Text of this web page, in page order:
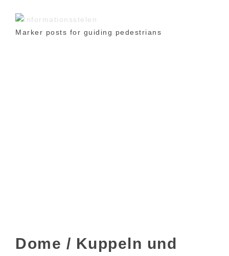
Marker posts for guiding pedestrians
Dome / Kuppeln und